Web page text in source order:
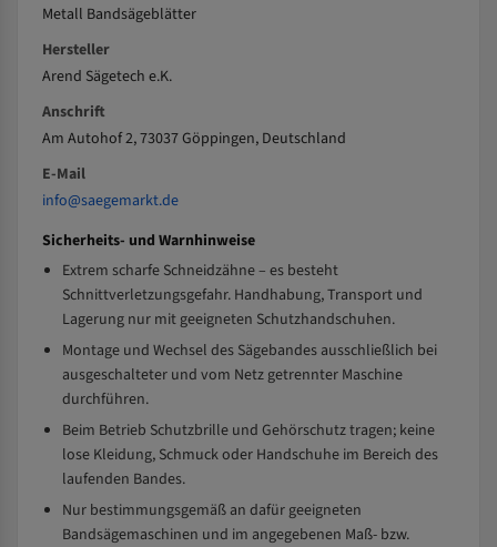
Metall Bandsägeblätter
Hersteller
Arend Sägetech e.K.
Anschrift
Am Autohof 2, 73037 Göppingen, Deutschland
E-Mail
info@saegemarkt.de
Sicherheits- und Warnhinweise
Extrem scharfe Schneidzähne – es besteht
Schnittverletzungsgefahr. Handhabung, Transport und
Lagerung nur mit geeigneten Schutzhandschuhen.
Montage und Wechsel des Sägebandes ausschließlich bei
ausgeschalteter und vom Netz getrennter Maschine
durchführen.
Beim Betrieb Schutzbrille und Gehörschutz tragen; keine
lose Kleidung, Schmuck oder Handschuhe im Bereich des
laufenden Bandes.
Nur bestimmungsgemäß an dafür geeigneten
Bandsägemaschinen und im angegebenen Maß- bzw.